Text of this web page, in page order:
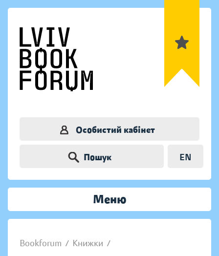
Особистий кабінет
Пошук EN
Меню
Bookforum / Книжки /